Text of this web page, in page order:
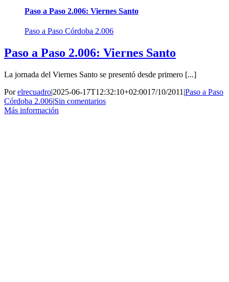
Paso a Paso 2.006: Viernes Santo
Paso a Paso Córdoba 2.006
Paso a Paso 2.006: Viernes Santo
La jornada del Viernes Santo se presentó desde primero [...]
Porelrecuadro|2025-06-17T12:32:10+02:0017/10/2011 |Paso a Paso
Córdoba 2.006|Sin comentarios
Más información